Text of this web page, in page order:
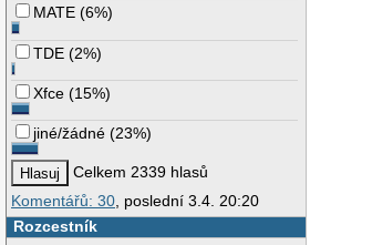
MATE (6%)
TDE (2%)
Xfce (15%)
jiné/žádné (23%)
Celkem 2339 hlasů
Komentářů: 30 , poslední 3.4. 20:20
Rozcestník